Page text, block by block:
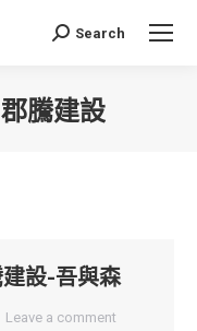
Search:
Search
郡騰建設
建設-吾與森
Leave a comment